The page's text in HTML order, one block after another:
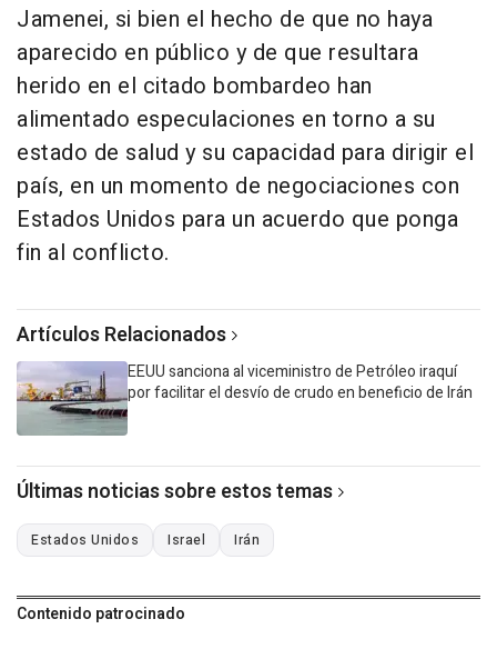
Jamenei, si bien el hecho de que no haya
aparecido en público y de que resultara
herido en el citado bombardeo han
alimentado especulaciones en torno a su
estado de salud y su capacidad para dirigir el
país, en un momento de negociaciones con
Estados Unidos para un acuerdo que ponga
fin al conflicto.
Artículos Relacionados
EEUU sanciona al viceministro de Petróleo iraquí
por facilitar el desvío de crudo en beneficio de Irán
Últimas noticias sobre estos temas
Estados Unidos Israel Irán
Contenido patrocinado